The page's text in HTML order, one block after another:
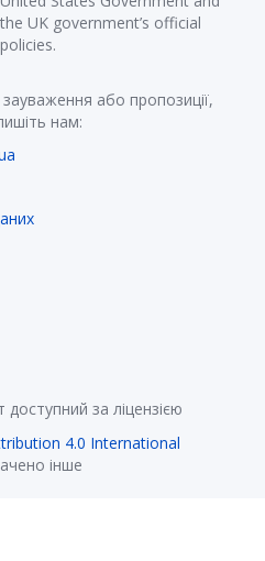
the UK government’s official
policies.
або пропозиції,
нам:
за ліцензією
4.0 International
інше